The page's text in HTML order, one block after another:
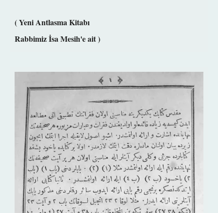
( Yeni Antlasma Kitabı
Rabbimiz İsa Mesih'e ait )